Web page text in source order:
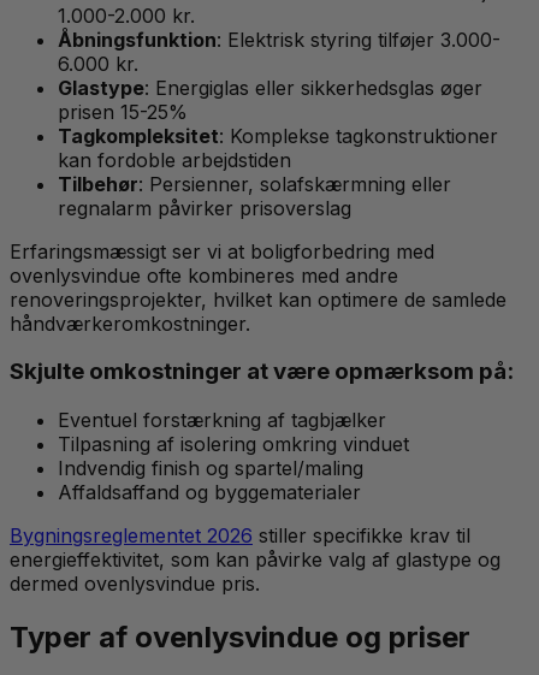
1.000-2.000 kr.
Åbningsfunktion: Elektrisk styring tilføjer 3.000-
6.000 kr.
Glastype: Energiglas eller sikkerhedsglas øger
prisen 15-25%
Tagkompleksitet: Komplekse tagkonstruktioner
kan fordoble arbejdstiden
Tilbehør: Persienner, solafskærmning eller
regnalarm påvirker prisoverslag
Erfaringsmæssigt ser vi at boligforbedring med
ovenlysvindue ofte kombineres med andre
renoveringsprojekter, hvilket kan optimere de samlede
håndværkeromkostninger.
Skjulte omkostninger at være opmærksom på:
Eventuel forstærkning af tagbjælker
Tilpasning af isolering omkring vinduet
Indvendig finish og spartel/maling
Affaldsaffand og byggematerialer
Bygningsreglementet 2026 stiller specifikke krav til
energieffektivitet, som kan påvirke valg af glastype og
dermed ovenlysvindue pris.
Typer af ovenlysvindue og priser